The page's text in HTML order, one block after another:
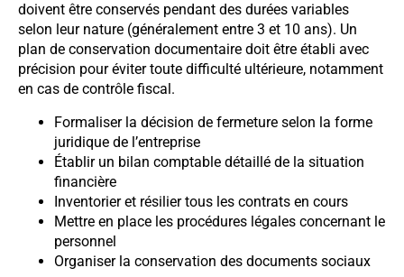
doivent être conservés pendant des durées variables
selon leur nature (généralement entre 3 et 10 ans). Un
plan de conservation documentaire doit être établi avec
précision pour éviter toute difficulté ultérieure, notamment
en cas de contrôle fiscal.
Formaliser la décision de fermeture selon la forme
juridique de l’entreprise
Établir un bilan comptable détaillé de la situation
financière
Inventorier et résilier tous les contrats en cours
Mettre en place les procédures légales concernant le
personnel
Organiser la conservation des documents sociaux